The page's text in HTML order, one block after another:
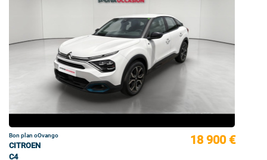
Bon plan oOvango
CITROEN
C4
18 900 €